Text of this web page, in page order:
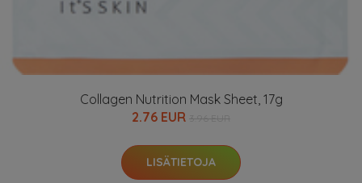
Collagen Nutrition Mask Sheet, 17g
2.76 EUR
LISÄTIETOJA